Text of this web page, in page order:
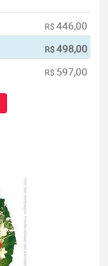
R$ 446,00
R$498,00
R$ 597,00